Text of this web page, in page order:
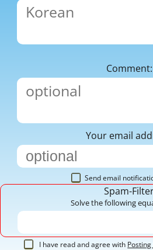
Comment:
Your email
Send email
Spam-
Solve the following
I have read and agree with